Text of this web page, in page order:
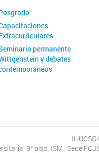
permanente
y debates
IHUCSO
3° piso, ISM | Sede